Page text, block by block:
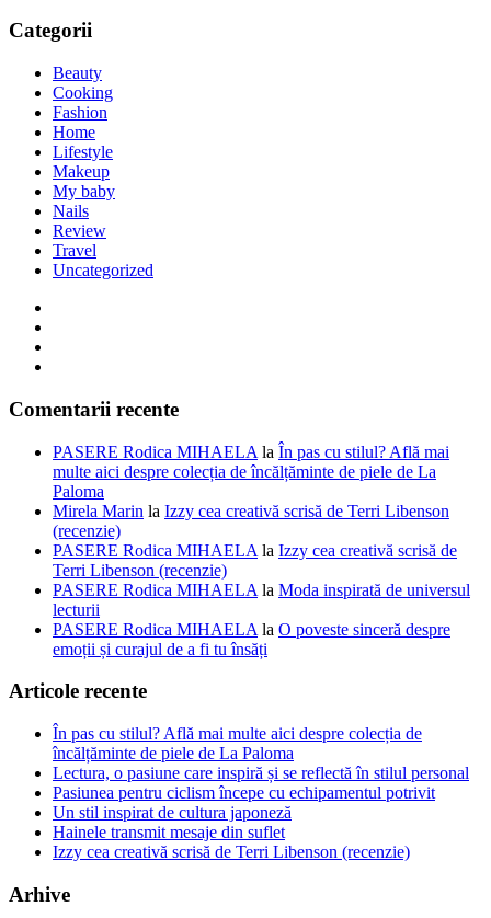
Categorii
Beauty
Cooking
Fashion
Home
Lifestyle
Makeup
My baby
Nails
Review
Travel
Uncategorized
Comentarii recente
PASERE Rodica MIHAELA la În pas cu stilul? Află mai
multe aici despre colecția de încălțăminte de piele de La
Paloma
Mirela Marin la Izzy cea creativă scrisă de Terri Libenson
(recenzie)
PASERE Rodica MIHAELA la Izzy cea creativă scrisă de
Terri Libenson (recenzie)
PASERE Rodica MIHAELA la Moda inspirată de universul
lecturii
PASERE Rodica MIHAELA la O poveste sinceră despre
emoții și curajul de a fi tu însăți
Articole recente
În pas cu stilul? Află mai multe aici despre colecția de
încălțăminte de piele de La Paloma
Lectura, o pasiune care inspiră și se reflectă în stilul personal
Pasiunea pentru ciclism începe cu echipamentul potrivit
Un stil inspirat de cultura japoneză
Hainele transmit mesaje din suflet
Izzy cea creativă scrisă de Terri Libenson (recenzie)
Arhive